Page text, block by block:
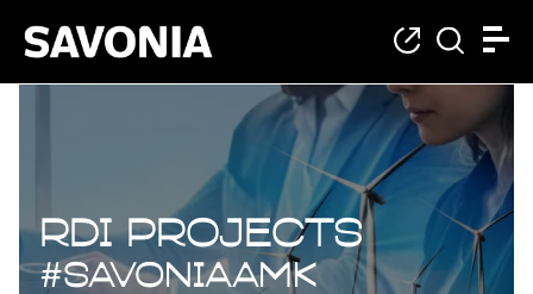
RDI projects
RDI projects
#savoniaAMK